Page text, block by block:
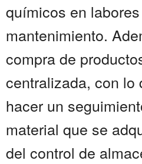
químicos en
mantenimiento.
compra de
centralizada, con lo
hacer un
material que se
del control de